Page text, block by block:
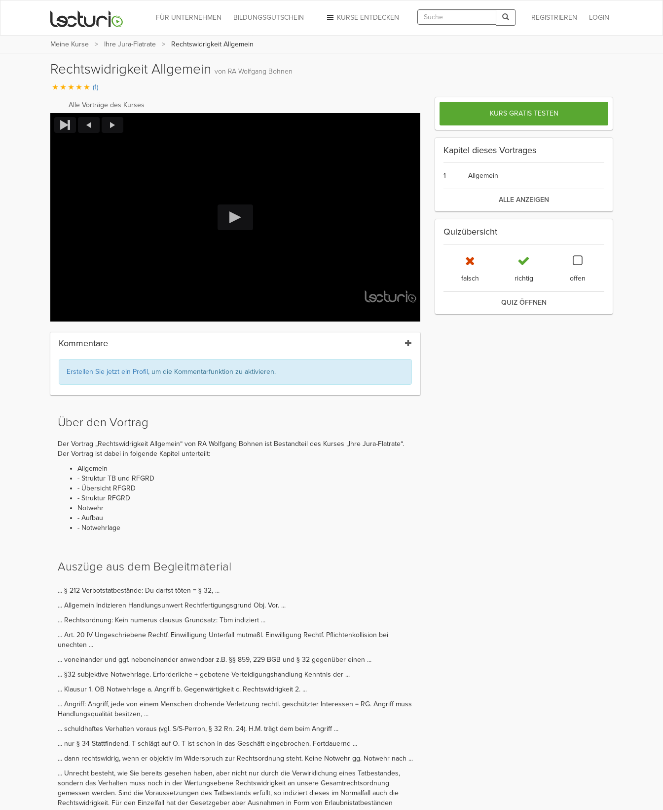
LOGIN
REGISTRIEREN
KURSE ENTDECKEN
FÜR UNTERNEHMEN BILDUNGSGUTSCHEIN
Meine Kurse Ihre Jura-Flatrate Rechtswidrigkeit Allgemein
Rechtswidrigkeit Allgemein von RA Wolfgang Bohnen
(1)
Alle Vorträge des Kurses
Kommentare
Erstellen Sie jetzt ein Profil, um die Kommentarfunktion zu aktivieren.
Über den Vortrag
Der Vortrag „Rechtswidrigkeit Allgemein“ von RA Wolfgang Bohnen ist Bestandteil des Kurses „Ihre Jura-Flatrate“.
Der Vortrag ist dabei in folgende Kapitel unterteilt:
Allgemein
- Struktur TB und RFGRD
- Übersicht RFGRD
- Struktur RFGRD
Notwehr
- Aufbau
- Notwehrlage
Auszüge aus dem Begleitmaterial
... § 212 Verbotstatbestände: Du darfst töten = § 32, ...
... Allgemein Indizieren Handlungsunwert Rechtfertigungsgrund Obj. Vor. ...
... Rechtsordnung: Kein numerus clausus Grundsatz: Tbm indiziert ...
... Art. 20 IV Ungeschriebene Rechtf. Einwilligung Unterfall mutmaßl. Einwilligung Rechtf. Pflichtenkollision bei
unechten ...
... voneinander und ggf. nebeneinander anwendbar z.B. §§ 859, 229 BGB und § 32 gegenüber einen ...
... §32 subjektive Notwehrlage. Erforderliche + gebotene Verteidigungshandlung Kenntnis der ...
... Klausur 1. OB Notwehrlage a. Angriff b. Gegenwärtigkeit c. Rechtswidrigkeit 2. ...
... Angriff: Angriff, jede von einem Menschen drohende Verletzung rechtl. geschützter Interessen = RG. Angriff muss
Handlungsqualität besitzen, ...
... schuldhaftes Verhalten voraus (vgl. S/S-Perron, § 32 Rn. 24). H.M. trägt dem beim Angriff ...
... nur § 34 Stattfindend. T schlägt auf O. T ist schon in das Geschäft eingebrochen. Fortdauernd ...
... dann rechtswidrig, wenn er objektiv im Widerspruch zur Rechtsordnung steht. Keine Notwehr gg. Notwehr nach ...
... Unrecht besteht, wie Sie bereits gesehen haben, aber nicht nur durch die Verwirklichung eines Tatbestandes,
sondern das Verhalten muss noch in der Wertungsebene Rechtswidrigkeit an unsere Gesamtrechtsordnung
gemessen werden. Sind die Voraussetzungen des Tatbestands erfüllt, so indiziert dieses im Normalfall auch die
Rechtswidrigkeit. Für den Einzelfall hat der Gesetzgeber aber Ausnahmen in Form von Erlaubnistatbeständen
KURS GRATIS TESTEN
Kapitel dieses Vortrages
1 Allgemein
ALLE ANZEIGEN
Quizübersicht
falsch richtig offen
QUIZ ÖFFNEN